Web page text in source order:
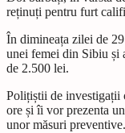
reținuți pentru furt
În dimineața zilei de
unei femei din Sibiu și
de 2.500 lei.
Polițiștii de investigații
ore și îi vor prezenta
unor măsuri preventive.